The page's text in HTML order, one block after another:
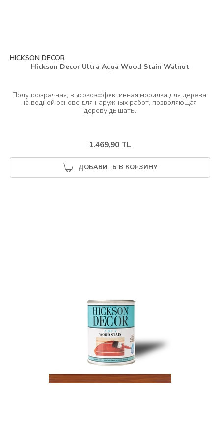
HICKSON DECOR
Hickson Decor Ultra Aqua Wood Stain Walnut
Полупрозрачная, высокоэффективная морилка для дерева
на водной основе для наружных работ, позволяющая
1.469,90 TL
ДОБАВИТЬ В КОРЗИНУ